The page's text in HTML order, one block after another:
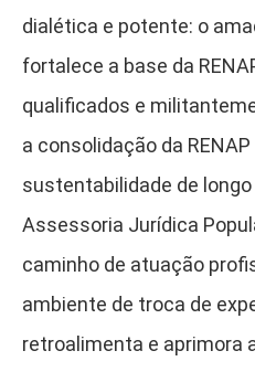
dialética e potente: o
fortalece a base da
qualificados e
a consolidação da
sustentabilidade de
Assessoria Jurídica
caminho de atuação
ambiente de troca de
retroalimenta e aprimora